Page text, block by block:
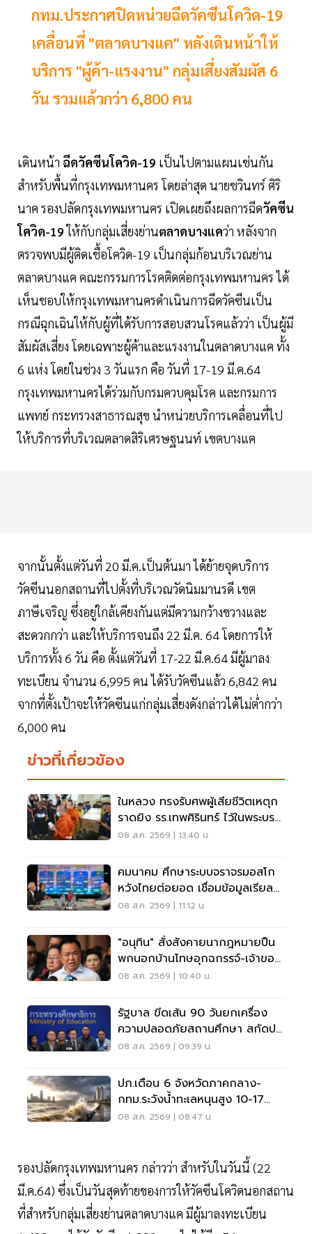
กทม.ประกาศปิดหน่วยฉีดวัคซีนโควิด-19
เคลื่อนที่ "ตลาดบางแค" หลังเดินหน้าให้
บริการ "ผู้ค้า-แรงงาน" กลุ่มเสี่ยงสัมผัส 6
วัน รวมแล้วกว่า 6,800 คน
เดินหน้า ฉีดวัคซีนโควิด-19 เป็นไปตามแผนเช่นกัน
สำหรับพื้นที่กรุงเทพมหานคร โดยล่าสุด นายชวินทร์ ศิริ
นาค รองปลัดกรุงเทพมหานคร เปิดเผยถึงผลการฉีดวัคซีน
โควิด-19ให้กับกลุ่มเสี่ยงย่านตลาดบางแคว่า หลังจาก
ตรวจพบมีผู้ติดเชื้อโควิด-19 เป็นกลุ่มก้อนบริเวณย่าน
ตลาดบางแค คณะกรรมการโรคติดต่อกรุงเทพมหานคร ได้
เห็นชอบให้กรุงเทพมหานครดำเนินการฉีดวัคซีนเป็น
กรณีฉุกเฉินให้กับผู้ที่ได้รับการสอบสวนโรคแล้วว่า เป็นผู้มี
สัมผัสเสี่ยง โดยเฉพาะผู้ค้าและแรงงานในตลาดบางแค ทั้ง
6 แห่ง โดยในช่วง 3 วันแรก คือ วันที่ 17-19 มี.ค.64
กรุงเทพมหานครได้ร่วมกับกรมควบคุมโรค และกรมการ
แพทย์ กระทรวงสาธารณสุข นำหน่วยบริการเคลื่อนที่ไป
ให้บริการที่บริเวณตลาดสิริเศรษฐนนท์ เขตบางแค
จากนั้นตั้งแต่วันที่ 20 มี.ค.เป็นต้นมา ได้ย้ายจุดบริการ
วัคซีนนอกสถานที่ไปตั้งที่บริเวณวัดนิมมานรดี เขต
ภาษีเจริญ ซึ่งอยู่ใกล้เคียงกันแต่มีความกว้างขวางและ
สะดวกกว่า และให้บริการจนถึง 22 มี.ค. 64 โดยการให้
บริการทั้ง 6 วัน คือ ตั้งแต่วันที่ 17-22 มี.ค.64 มีผู้มาลง
ทะเบียน จำนวน 6,995 คน ได้รับวัคซีนแล้ว 6,842 คน
จากที่ตั้งเป้าจะให้วัคซีนแก่กลุ่มเสี่ยงดังกล่าวได้ไม่ต่ำกว่า
6,000 คน
ข่าวที่เกี่ยวข้อง
ในหลวง ทรงรับศพผู้เสียชีวิตเหตุก
ราดยิง รร.เทพศิรินทร์ ไว้ในพระบรม
ราชานุเคราะห์
08 ส.ค. 2569 | 13:40 น.
คมนาคม ศึกษาระบบจราจรมอสโก
หวังไทยต่อยอด เชื่อมข้อมูลเรียล
ไทม์ แก้รถติด
08 ส.ค. 2569 | 11:12 น.
"อนุทิน" สั่งสังคายนากฎหมายปืน
พกนอกบ้านโทษอุกฉกรรจ์-เจ้าของ
โดนหนัก
08 ส.ค. 2569 | 10:40 น.
รัฐบาล ขีดเส้น 90 วันยกเครื่อง
ความปลอดภัยสถานศึกษา สกัดปม
บูลลี่
08 ส.ค. 2569 | 09:39 น.
ปภ.เตือน 6 จังหวัดภาคกลาง-
กทม.ระวังน้ำทะเลหนุนสูง 10-17
ส.ค.69
08 ส.ค. 2569 | 08:47 น.
รองปลัดกรุงเทพมหานคร กล่าวว่า สำหรับในวันนี้ (22
มี.ค.64) ซึ่งเป็นวันสุดท้ายของการให้วัคซีนโควิดนอกสถาน
ที่สำหรับกลุ่มเสี่ยงย่านตลาดบางแค มีผู้มาลงทะเบียน